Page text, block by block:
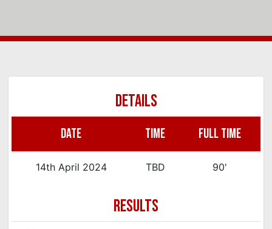
DETAILS
DATE TIME FULL TIME
14th April 2024 TBD 90'
RESULTS